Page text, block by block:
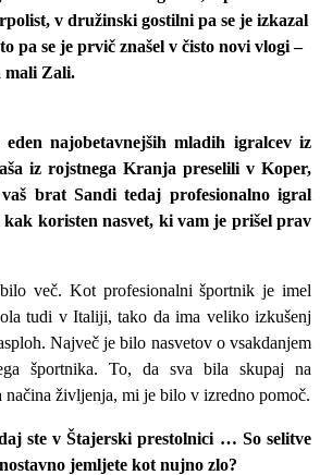
v družinski gostilni pa se je izkazal
pa se je prvič znašel v čisto novi vlogi –
mali Zali.
najobetavnejših mladih igralcev iz
iz rojstnega Kranja preselili v Koper,
brat Sandi tedaj profesionalno igral
koristen nasvet, ki vam je prišel prav
več. Kot profesionalni športnik je imel
tudi v Italiji, tako da ima veliko izkušenj
Največ je bilo nasvetov o vsakdanjem
športnika. To, da sva bila skupaj na
načina življenja, mi je bilo v izredno pomoč.
ste v Štajerski prestolnici … So selitve
jemljete kot nujno zlo?